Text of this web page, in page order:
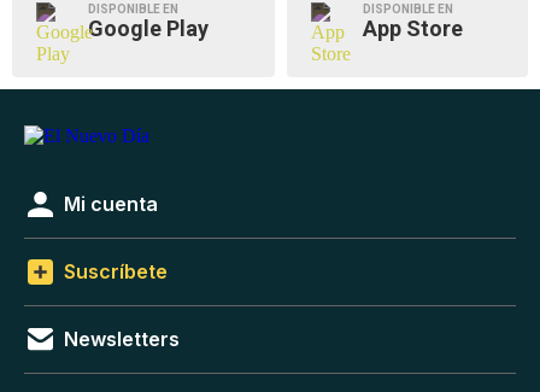
DISPONIBLE EN
Google Play
DISPONIBLE EN
App Store
Mi cuenta
Suscríbete
Newsletters